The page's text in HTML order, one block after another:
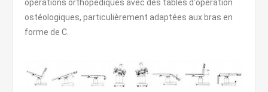
opérations orthopédiques avec des tables d'opération
ostéologiques, particulièrement adaptées aux bras en
forme de C.